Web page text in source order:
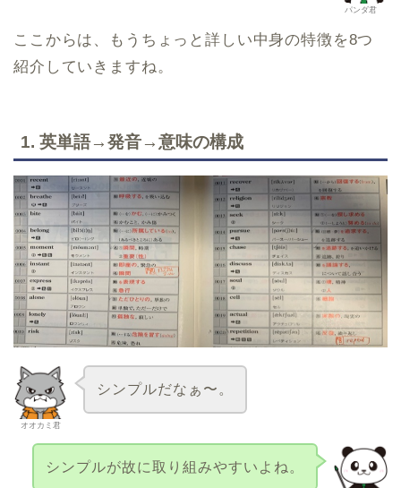
パンダ君
ここからは、もうちょっと詳しい中身の特徴を8つ
紹介していきますね。
1. 英単語→発音→意味の構成
オオカミ君
シンプルだなぁ〜。
シンプルが故に取り組みやすいよね。